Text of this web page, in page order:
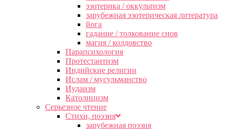
эзотерика / оккультизм
зарубежная эзотерическая литература
йога
гадание / толкование снов
магия / колдовство
Парапсихология
Протестантизм
Индийские религии
Ислам / мусульманство
Иудаизм
Католицизм
Серьезное чтение
Cтихи, поэзия
зарубежная поэзия